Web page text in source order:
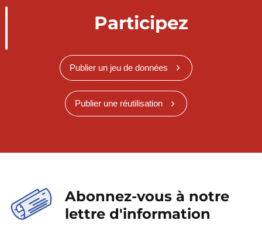
Participez
Publier un jeu de données
Publier une réutilisation
Abonnez-vous à notre
lettre d'information